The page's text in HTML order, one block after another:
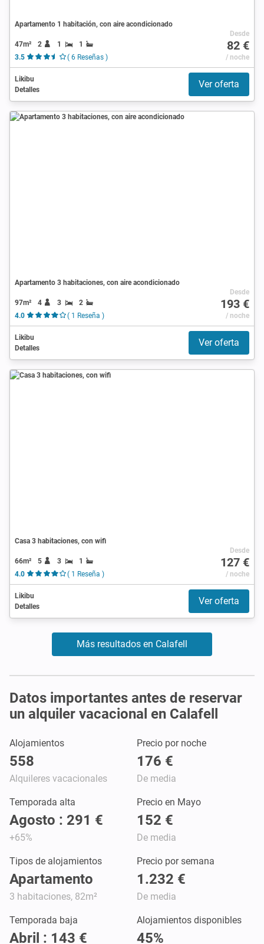
Apartamento 1 habitación, con aire acondicionado
47m² 2 1
1
3.5
( 6 Reseñas )
Desde
82 €
/ noche
Likibu
Detalles
Ver oferta
Apartamento 3 habitaciones, con aire acondicionado
97m² 4 3
2
4.0
( 1 Reseña )
Desde
193 €
/ noche
Likibu
Detalles
Ver oferta
Casa 3 habitaciones, con wifi
66m² 5 3
1
4.0
( 1 Reseña )
Desde
127 €
/ noche
Likibu
Detalles
Ver oferta
Más resultados en Calafell
Datos importantes antes de reservar
un alquiler vacacional en Calafell
Alojamientos
558
Alquileres vacacionales
Precio por noche
176 €
De media
Temporada alta
Agosto : 291 €
+65%
Precio en Mayo
152 €
De media
Tipos de alojamientos
Apartamento
3 habitaciones, 82m²
Precio por semana
1.232 €
De media
Temporada baja
Abril : 143 €
Alojamientos disponibles
45%